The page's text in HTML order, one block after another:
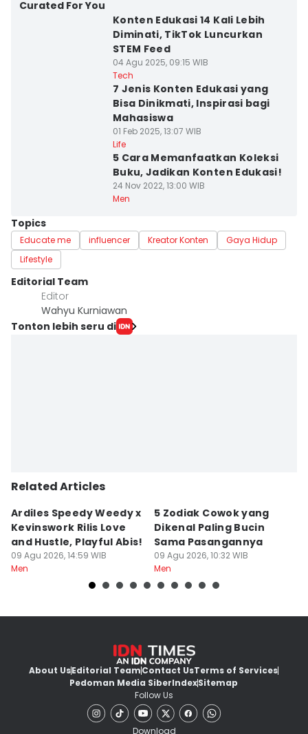
Curated For You
Konten Edukasi 14 Kali Lebih
Diminati, TikTok Luncurkan
STEM Feed
04 Agu 2025, 09:15 WIB
Tech
7 Jenis Konten Edukasi yang
Bisa Dinikmati, Inspirasi bagi
Mahasiswa
01 Feb 2025, 13:07 WIB
Life
5 Cara Memanfaatkan Koleksi
Buku, Jadikan Konten Edukasi!
24 Nov 2022, 13:00 WIB
Men
Topics
Educate me influencer Kreator Konten
Gaya Hidup
Lifestyle
Editorial Team
Editor
Wahyu Kurniawan
Tonton lebih seru di
Related Articles
Ardiles Speedy Weedy x
Kevinswork Rilis Love
and Hustle, Playful Abis!
09 Agu 2026, 14:59 WIB
Men
5 Zodiak Cowok yang
Dikenal Paling Bucin
Sama Pasangannya
09 Agu 2026, 10:32 WIB
Men
About UsEditorial TeamContact UsTerms of Services
Pedoman Media SiberIndexSitemap
Follow Us
Download